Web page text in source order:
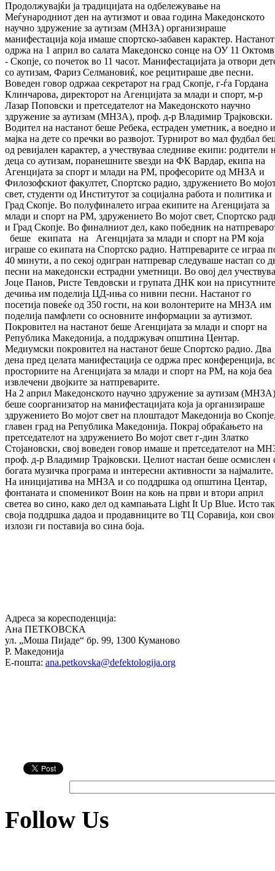
Продолжувајќи ја традицијата на одбележување на
Меѓународниот ден на аутизмот и оваа година Македонското
научно здружение за аутизам (МНЗА) организираше
манифестација која имаше спортско-забавен карактер.
одржа на 1 април во салата Македонско сонце на ОУ 11
- Скопје, со почеток во 11 часот. Манифестацијата ја отвори
со аутизам, Фариз Селмановиќ, кое рецитираше две песни.
Воведен говор одржаа секретарот на град Скопје, г-ѓа Гордана
Клинчарова, директорот на Агенцијата за млади и спорт, м-р
Лазар Поповски и претседателот на Македонското научно
здружение за аутизам (МНЗА), проф. д-р Владимир Трајковски.
Водител на настанот беше Ребека, естраден уметник, а воедно и
мајка на дете со пречки во развојот. Турнирот во мал фудбал
од ревијален карактер, а учествуваа следниве екипи: родители
деца со аутизам, поранешните ѕвезди на ФК Вардар, екипа на
Агенцијата за спорт и млади на РМ, професорите од МНЗА и
Филозофскиот факултет, Спортско радио, здружението Во
свет, студенти од Институтот за социјална работа и политика и
Град Скопје. Во полуфиналето играа екипите на Агенцијата за
млади и спорт на РМ, здружението Во мојот свет, Спортско
и Град Скопје. Во финалниот дел, како победник на
беше екипата на Агенцијата за млади и спорт на РМ која
играше со екипата на Спортско радио. Натпреварите се играа
40 минути, а по секој одигран натпревар следуваше настап со
песни на македонски естрадни уметници. Во овој дел
Јоце Панов, Ристе Тевдовски и групата ДНК кои на присутните
дечиња им поделија ЦД-иња со нивни песни. Настанот го
посетија повеќе од 350 гости, на кои волонтерите на МНЗА им
поделија памфлети со основните информации за аутизмот.
Покровител на настанот беше Агенцијата за млади и спорт на
Република Македонија, а поддржувач општина Центар.
Медиумски покровител на настанот беше Спортско радио. Два
дена пред целата манифестација се одржа прес конференција,
просториите на Агенцијата за млади и спорт на РМ, на која беа
извлечени двојките за натпреварите.
На 2 април Македонското научно здружение за аутизам (МНЗА)
беше соорганизатор на манифестацијата која ја организираше
здружението Во мојот свет на плоштадот Македонија во
главен град на Република Македонија. Покрај обраќањето на
претседателот на здружението Во мојот свет г-дин Златко
Стојановски, свој воведен говор имаше и претседателот на
проф. д-р Владимир Трајковски. Целиот настан беше осмислен
богата музичка програма и интересни активности за најмалите.
На иницијатива на МНЗА и со поддршка од општина Центар,
фонтаната и споменикот Воин на коњ на први и втори април
светеа во сино, како дел од кампањата Light It Up Blue. Исто
своја поддршка дадоа и продавниците во ТЦ Соравија, кои
излози ги поставија во сина боја.
Адреса за коресподенција:
Ана ПЕТКОВСКА
ул. „Моша Пијаде“ бр. 99, 1300 Куманово
Р. Македонија
Е-пошта: ana.petkovska@defektologija.org
Follow Us